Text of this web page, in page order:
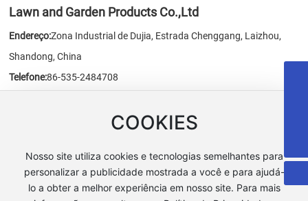
Lawn and Garden Products Co.,Ltd
Endereço:Zona Industrial de Dujia, Estrada Chenggang, Laizhou,
Shandong, China
Telefone:86-535-2484708
sales@chn-honest.cn/honest@chn-honest.cn
COOKIES
Nosso site utiliza cookies e tecnologias semelhantes para
personalizar a publicidade mostrada a você e para ajudá-
lo a obter a melhor experiência em nosso site. Para mais
+86-535-6388735
sales@ythlss.com